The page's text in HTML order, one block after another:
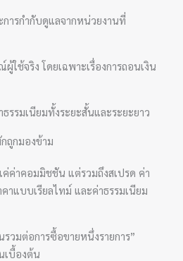
ารกำกับดูแลจากหน่วยงานที่
ใช้จริง โดยเฉพาะเรื่องการถอนเงิน
ธรรมเนียมทั้งระยะสั้นและระยะยาว
ถูกมองข้าม
ค่าคอมมิชชัน แต่รวมถึงสเปรด ค่า
าแบบเรียลไทม์ และค่าธรรมเนียม
วมต่อการซื้อขายหนึ่งรายการ”
เบื้องต้น